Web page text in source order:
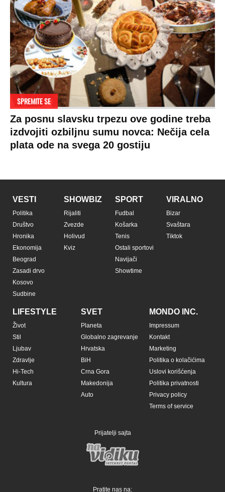
Terms of service
Prijatelji sajta
Pratite nas na: